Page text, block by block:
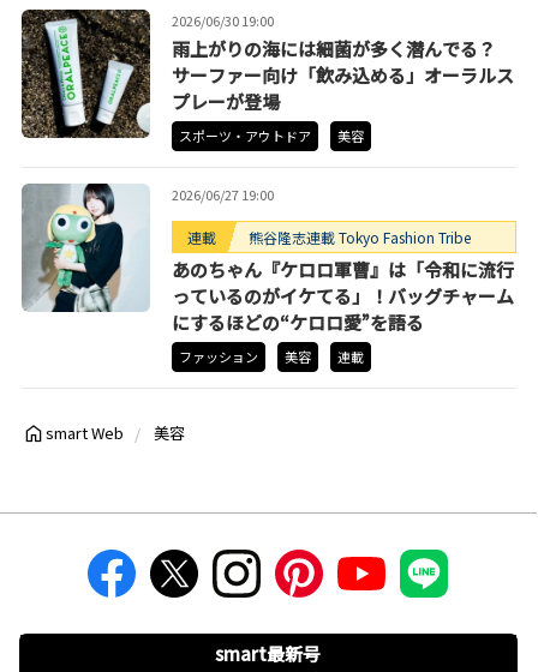
2026/06/30 19:00
雨上がりの海には細菌が多く潜んでる？
サーファー向け「飲み込める」オーラルス
プレーが登場
スポーツ・アウトドア 美容
2026/06/27 19:00
連載 熊谷隆志連載 Tokyo Fashion Tribe
あのちゃん『ケロロ軍曹』は「令和に流行
っているのがイケてる」！バッグチャーム
にするほどの“ケロロ愛”を語る
ファッション 美容 連載
smart Web 美容
smart最新号